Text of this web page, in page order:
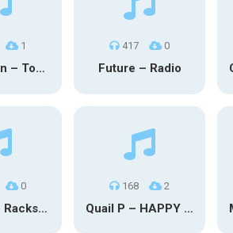
1
Flower Man – Toby Fox
417 0
Future – Radio
0
3Breezy – Racks On You
168 2
Quail P – HAPPY TEARS